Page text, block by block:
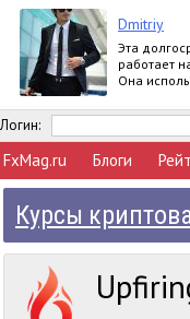
Dmitriy
Эта
работает
Она
Логин:
FxMag.ru Блоги
Курсы